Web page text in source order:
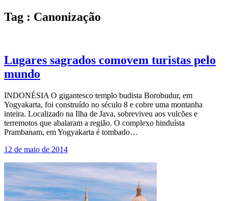
Tag : Canonização
Lugares sagrados comovem turistas pelo
mundo
INDONÉSIA O gigantesco templo budista Borobudur, em
Yogyakarta, foi construído no século 8 e cobre uma montanha
inteira. Localizado na Ilha de Java, sobreviveu aos vulcões e
terremotos que abalaram a região. O complexo hinduísta
Prambanam, em Yogyakarta é tombado…
12 de maio de 2014